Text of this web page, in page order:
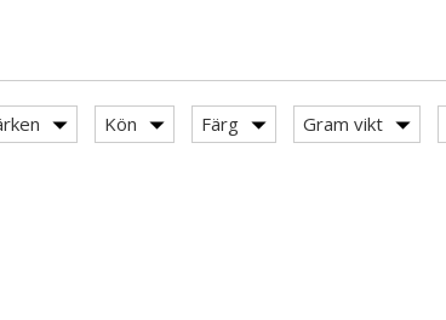
Kön Färg Gram vikt